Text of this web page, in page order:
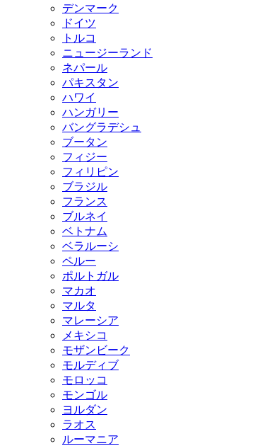
デンマーク
ドイツ
トルコ
ニュージーランド
ネパール
パキスタン
ハワイ
ハンガリー
バングラデシュ
ブータン
フィジー
フィリピン
ブラジル
フランス
ブルネイ
ベトナム
ベラルーシ
ペルー
ポルトガル
マカオ
マルタ
マレーシア
メキシコ
モザンビーク
モルディブ
モロッコ
モンゴル
ヨルダン
ラオス
ルーマニア